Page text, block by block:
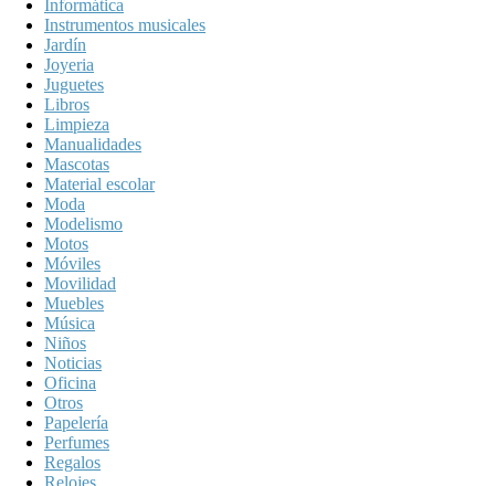
Informática
Instrumentos musicales
Jardín
Joyeria
Juguetes
Libros
Limpieza
Manualidades
Mascotas
Material escolar
Moda
Modelismo
Motos
Móviles
Movilidad
Muebles
Música
Niños
Noticias
Oficina
Otros
Papelería
Perfumes
Regalos
Relojes